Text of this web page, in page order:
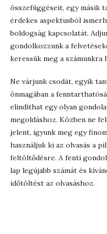
összefüggéseit, egy másik
érdekes aspektusból
boldogság kapcsolatát.
gondolkozzunk a
keressük meg a
Ne várjunk csodát, egyik
önmagában a
elindíthat egy olyan
megoldáshoz. Közben ne
jelent, igyunk meg egy
használjuk ki az olvasás a
feltöltődésre. A fenti
lap legújabb számát és
időtöltést az olvasáshoz.